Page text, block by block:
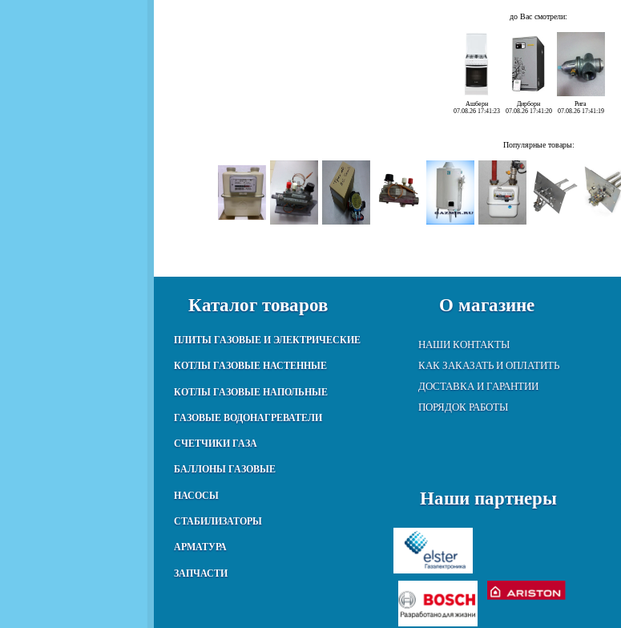
до Вас смотрели:
Ашберн
07.08.26 17:41:23
Дирборн
07.08.26 17:41:20
Рига
07.08.26 17:41:19
Популярные товары:
Каталог товаров
ПЛИТЫ ГАЗОВЫЕ И ЭЛЕКТРИЧЕСКИЕ
КОТЛЫ ГАЗОВЫЕ НАСТЕННЫЕ
КОТЛЫ ГАЗОВЫЕ НАПОЛЬНЫЕ
ГАЗОВЫЕ ВОДОНАГРЕВАТЕЛИ
СЧЕТЧИКИ ГАЗА
БАЛЛОНЫ ГАЗОВЫЕ
НАСОСЫ
СТАБИЛИЗАТОРЫ
АРМАТУРА
ЗАПЧАСТИ
О магазине
НАШИ КОНТАКТЫ
КАК ЗАКАЗАТЬ И ОПЛАТИТЬ
ДОСТАВКА И ГАРАНТИИ
ПОРЯДОК РАБОТЫ
Наши партнеры